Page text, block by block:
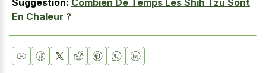
En Chaleur ?